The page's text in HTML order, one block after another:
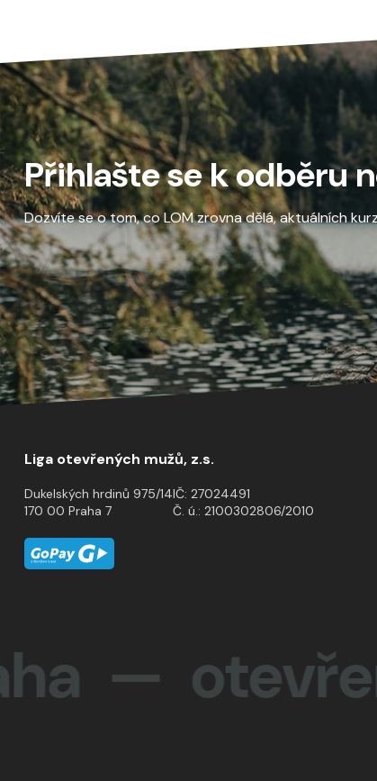
Přihlašte se k odběru
Dozvíte se o tom, co LOM zrovna dělá, aktuálních
Liga otevřených mužů, z.s.
Dukelských hrdinů 975/14
170 00 Praha 7
IČ: 27024491
Č. ú.: 2100302806/2010